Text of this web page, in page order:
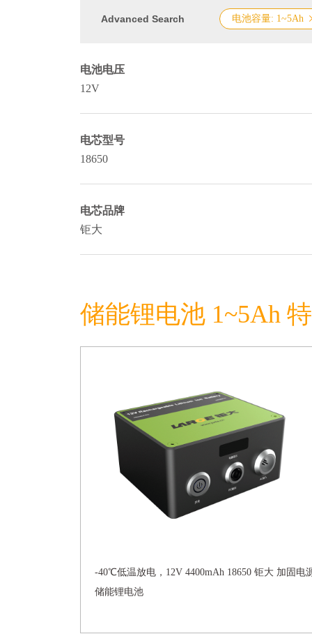
Advanced Search 电池容量: 1~5Ah
电池电压
12V
电芯型号
18650
电芯品牌
钜大
储能锂电池 1~5Ah
-40℃低温放电，12V 4400mAh 18650 钜大 加固电
储能锂电池